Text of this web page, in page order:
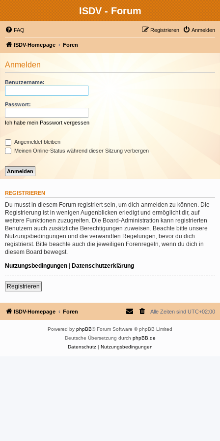
ISDV - Forum
FAQ Anmelden
Registrieren
ISDV-Homepage Foren
Anmelden
Benutzername:
Passwort:
Ich habe mein Passwort vergessen
Angemeldet bleiben
Meinen Online-Status während dieser Sitzung verbergen
REGISTRIEREN
Du musst in diesem Forum registriert sein, um dich anmelden zu können. Die
Registrierung ist in wenigen Augenblicken erledigt und ermöglicht dir, auf
weitere Funktionen zuzugreifen. Die Board-Administration kann registrierten
Benutzern auch zusätzliche Berechtigungen zuweisen. Beachte bitte unsere
Nutzungsbedingungen und die verwandten Regelungen, bevor du dich
registrierst. Bitte beachte auch die jeweiligen Forenregeln, wenn du dich in
diesem Board bewegst.
Nutzungsbedingungen | Datenschutzerklärung
Registrieren
ISDV-Homepage Foren Alle Zeiten sind UTC+02:00
Powered by phpBB® Forum Software © phpBB Limited
Deutsche Übersetzung durch phpBB.de
Datenschutz| Nutzungsbedingungen